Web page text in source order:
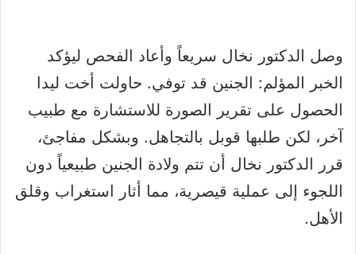
وصل الدكتور نخال سريعاً وأعاد الفحص ليؤكد
الخبر المؤلم: الجنين قد توفي. حاولت أخت ليدا
الحصول على تقرير الصورة للاستشارة مع طبيب
آخر، لكن طلبها قوبل بالتجاهل. وبشكل مفاجئ،
قرر الدكتور نخال أن تتم ولادة الجنين طبيعياً دون
اللجوء إلى عملية قيصرية، مما أثار استغراب وقلق
الأهل.